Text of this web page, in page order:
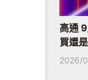
高通
買還
2026/